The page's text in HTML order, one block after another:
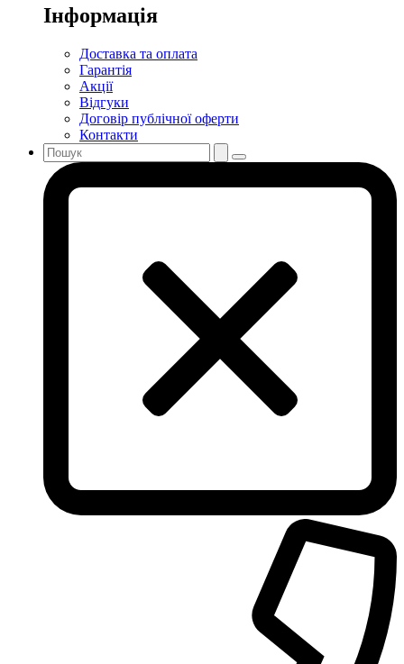
Інформація
Доставка та оплата
Гарантія
Акції
Відгуки
Договір публічної оферти
Контакти